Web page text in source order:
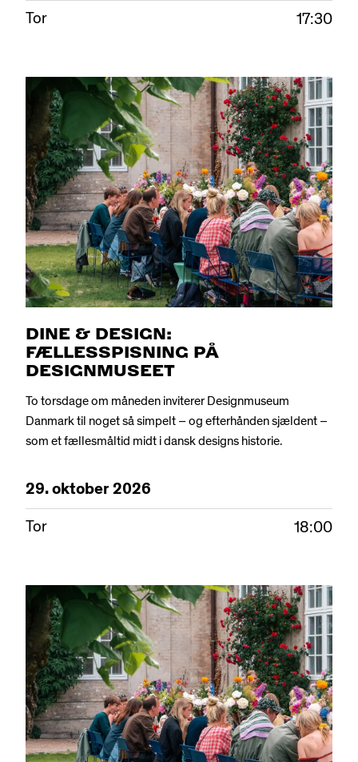
Tor 17:30
DINE & DESIGN:
FÆLLESSPISNING PÅ
DESIGNMUSEET
To torsdage om måneden inviterer Designmuseum
Danmark til noget så simpelt – og efterhånden sjældent –
som et fællesmåltid midt i dansk designs historie.
29.oktober2026
Tor 18:00